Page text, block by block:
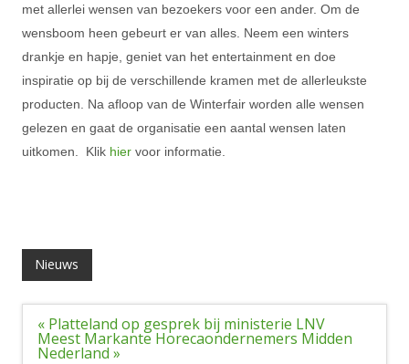
met allerlei wensen van bezoekers voor een ander. Om de
wensboom heen gebeurt er van alles. Neem een winters
drankje en hapje, geniet van het entertainment en doe
inspiratie op bij de verschillende kramen met de allerleukste
producten. Na afloop van de Winterfair worden alle wensen
gelezen en gaat de organisatie een aantal wensen laten
uitkomen. Klik hier voor informatie.
Nieuws
Bericht
navigatie
« Platteland op gesprek bij ministerie LNV
Meest Markante Horecaondernemers Midden
Nederland »